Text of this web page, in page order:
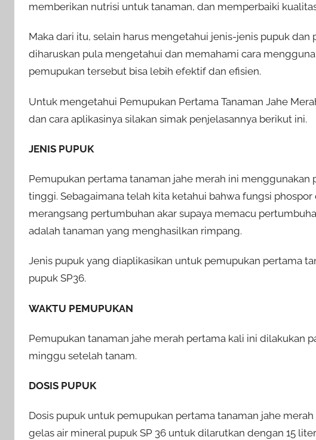
memberikan nutrisi untuk tanaman, dan memperbaiki
Maka dari itu, selain harus mengetahui jenis-jenis pupuk
diharuskan pula mengetahui dan memahami cara
pemupukan tersebut bisa lebih efektif dan efisien.
Untuk mengetahui Pemupukan Pertama Tanaman Jahe
dan cara aplikasinya silakan simak penjelasannya berikut ini.
JENIS PUPUK
Pemupukan pertama tanaman jahe merah ini menggunakan
tinggi. Sebagaimana telah kita ketahui bahwa fungsi
merangsang pertumbuhan akar supaya memacu
adalah tanaman yang menghasilkan rimpang.
Jenis pupuk yang diaplikasikan untuk pemupukan pertama
pupuk SP36.
WAKTU PEMUPUKAN
Pemupukan tanaman jahe merah pertama kali ini dilakukan
minggu setelah tanam.
DOSIS PUPUK
Dosis pupuk untuk pemupukan pertama tanaman jahe
gelas air mineral pupuk SP 36 untuk dilarutkan dengan 15